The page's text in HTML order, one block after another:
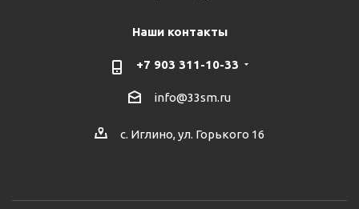
Наши контакты
+7 903 311-10-33
info@33sm.ru
с. Иглино, ул. Горького 16